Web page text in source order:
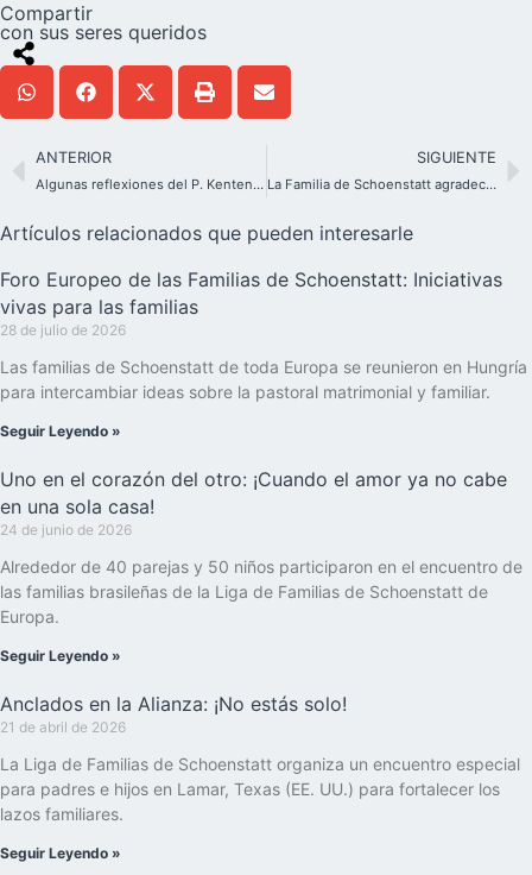
Compartir
con sus seres queridos
ANTERIOR
Algunas reflexiones del P. Kentenich sobre la esperanza
SIGUIENTE
La Familia de Schoenstatt agradece al papa Francisco
Artículos relacionados que pueden interesarle
Foro Europeo de las Familias de Schoenstatt: Iniciativas
vivas para las familias
28 de julio de 2026
Las familias de Schoenstatt de toda Europa se reunieron en Hungría
para intercambiar ideas sobre la pastoral matrimonial y familiar.
Seguir Leyendo »
Uno en el corazón del otro: ¡Cuando el amor ya no cabe
en una sola casa!
24 de junio de 2026
Alrededor de 40 parejas y 50 niños participaron en el encuentro de
las familias brasileñas de la Liga de Familias de Schoenstatt de
Europa.
Seguir Leyendo »
Anclados en la Alianza: ¡No estás solo!
21 de abril de 2026
La Liga de Familias de Schoenstatt organiza un encuentro especial
para padres e hijos en Lamar, Texas (EE. UU.) para fortalecer los
lazos familiares.
Seguir Leyendo »